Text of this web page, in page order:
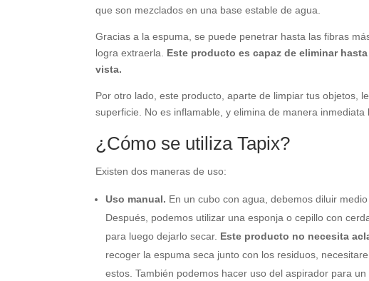
que son mezclados en una base estable de agua.
Gracias a la espuma, se puede penetrar hasta las fibras
logra extraerla.
Este producto es capaz de eliminar
vista.
Por otro lado, este producto, aparte de limpiar tus objetos,
superficie. No es inflamable, y elimina de manera
¿Cómo se utiliza Tapix?
Existen dos maneras de uso:
Uso manual. En un cubo con agua, debemos diluir
Después, podemos utilizar una esponja o cepillo con
para luego dejarlo secar. Este producto no necesita
recoger la espuma seca junto con los residuos,
estos. También podemos hacer uso del aspirador para un